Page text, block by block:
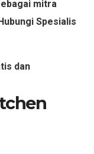
mitra
Spesialis
dan